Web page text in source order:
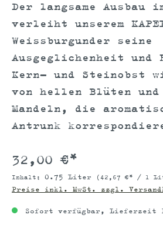
Der langsame Ausbau
verleiht unserem
Weissburgunder seine
Ausgeglichenheit und
Kern- und Steinobst
von hellen Blüten und
Mandeln, die
Antrunk
32,00 €*
Inhalt: 0.75 Liter (42,67 €* / 1
Preise inkl. MwSt. zzgl.
Sofort verfügbar, Lieferzeit